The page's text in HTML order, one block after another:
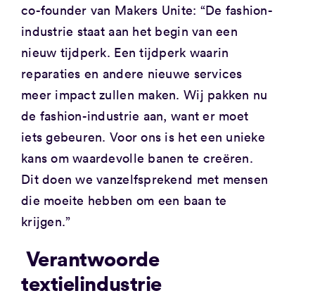
co-founder van Makers Unite: “De fashion-
industrie staat aan het begin van een
nieuw tijdperk. Een tijdperk waarin
reparaties en andere nieuwe services
meer impact zullen maken. Wij pakken nu
de fashion-industrie aan, want er moet
iets gebeuren. Voor ons is het een unieke
kans om waardevolle banen te creëren.
Dit doen we vanzelfsprekend met mensen
die moeite hebben om een baan te
krijgen.”
Verantwoorde
textielindustrie